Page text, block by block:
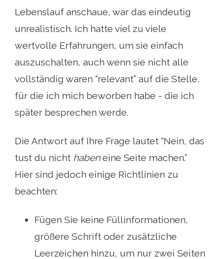
Lebenslauf anschaue, war das eindeutig
unrealistisch. Ich hatte viel zu viele
wertvolle Erfahrungen, um sie einfach
auszuschalten, auch wenn sie nicht alle
vollständig waren “relevant” auf die Stelle,
für die ich mich beworben habe - die ich
später besprechen werde.
Die Antwort auf Ihre Frage lautet “Nein, das
tust du nicht habeneine Seite machen.”
Hier sind jedoch einige Richtlinien zu
beachten:
Fügen Sie keine Füllinformationen,
größere Schrift oder zusätzliche
Leerzeichen hinzu, um nur zwei Seiten